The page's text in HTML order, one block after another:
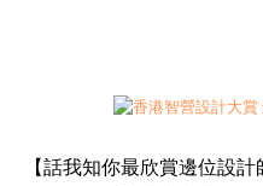
【話我知你最欣賞邊位設